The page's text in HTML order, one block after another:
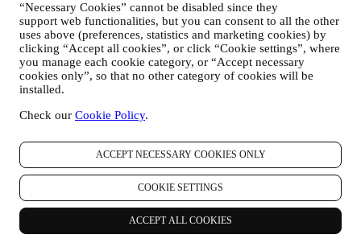
“Necessary Cookies” cannot be disabled since they
support web functionalities, but you can consent to all the other
uses above (preferences, statistics and marketing cookies) by
clicking “Accept all cookies”, or click “Cookie settings”, where
you manage each cookie category, or “Accept necessary
cookies only”, so that no other category of cookies will be
installed.
Check our Cookie Policy.
ACCEPT NECESSARY COOKIES ONLY
COOKIE SETTINGS
ACCEPT ALL COOKIES
de vente des Cartes Cadeaux
POLITIQUE DE
CONFIDENTIALITÉ POLITIQUE EN MATIÈRE DE
COOKIES CONDITIONS GÉNÉRALES D’UTILISATION
INDEX DE L'ÉGALITÉ FEMMES / HOMMES
Politique de confidentialité
Avis Intégral de Protection des Données de Le Creuset
La politique de confidentialité ci-dessous s'applique aux
consulter la politique de confidentialité B2Bici.
Nous nous engageons à respecter votre vie privée et à protéger vos
données personnelles. Nous vous dirons toujours comment et
pourquoi nous utilisons vos données.
La sécurité relative aux achats en ligne est notre priorité
Vos données personnelles sont conservées en toute sécurité et en